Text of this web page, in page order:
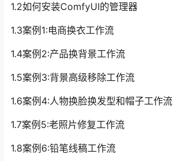
1.2如何安装ComfyUI的管理器
1.3案例1:电商换衣工作流
1.4案例2:产品换背景工作流
1.5案例3:背景高级移除工作流
1.6案例4:人物换脸换发型和帽子工作流
1.7案例5:老照片修复工作流
1.8案例6:铅笔线稿工作流